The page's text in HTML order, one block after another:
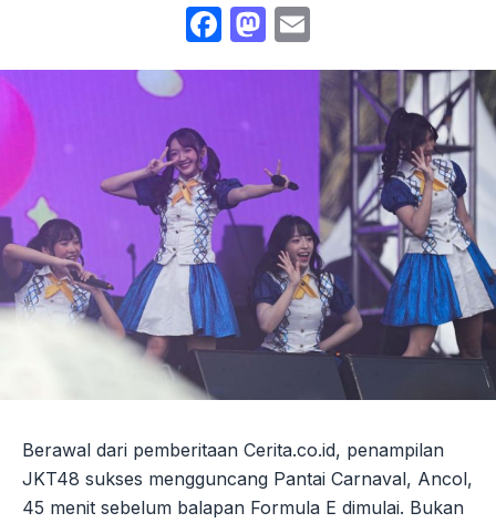
Facebook
Mastodon
Berawal dari pemberitaan Cerita.co.id, penampilan
JKT48 sukses mengguncang Pantai Carnaval, Ancol,
45 menit sebelum balapan Formula E dimulai. Bukan